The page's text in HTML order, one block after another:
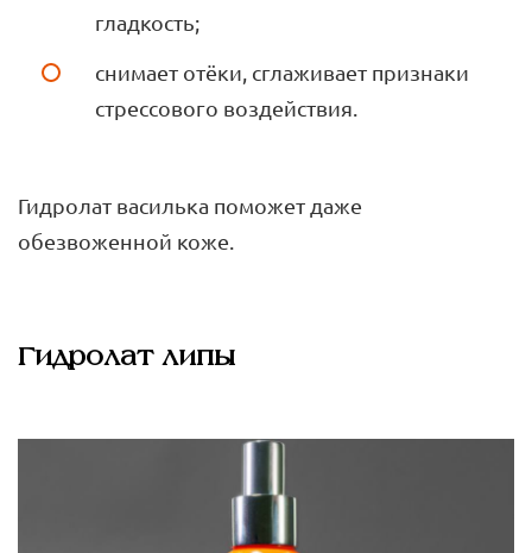
гладкость;
снимает отёки, сглаживает признаки
стрессового воздействия.
Гидролат василька поможет даже
обезвоженной коже.
Гидролат липы